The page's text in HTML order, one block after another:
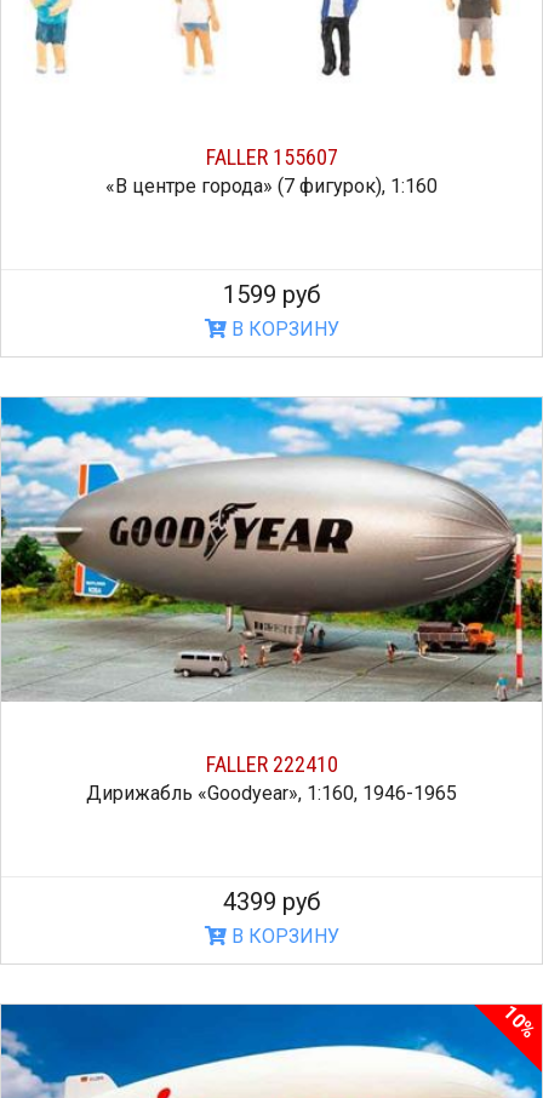
FALLER 155607
«В центре города» (7 фигурок), 1:160
1599 руб
В КОРЗИНУ
FALLER 222410
Дирижабль «Goodyear», 1:160, 1946-1965
4399 руб
В КОРЗИНУ
10%